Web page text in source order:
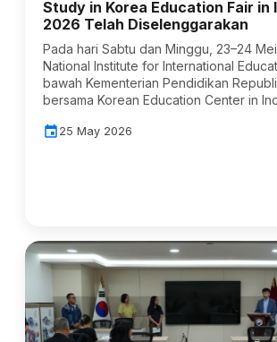
Study in Korea Education Fair in
2026 Telah Diselenggarakan
Pada hari Sabtu dan Minggu, 23–24
National Institute for International
bawah Kementerian Pendidikan
bersama Korean Education Center in
event 25 May 2026